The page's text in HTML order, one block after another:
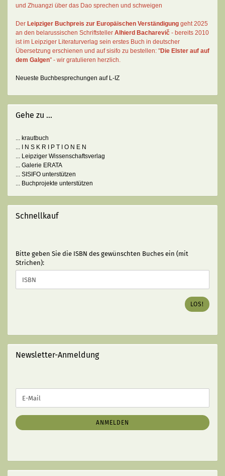
und Zhuangzi über das Dao sprechen und schweigen
Der Leipziger Buchpreis zur Europäischen Verständigung geht 2025
an den belarussischen Schriftsteller Alhierd Bacharevič - bereits 2010
ist im Leipziger Literaturverlag sein erstes Buch in deutscher
Übersetzung erschienen und auf sisifo zu bestellen: "Die Elster auf auf
dem Galgen" - wir gratulieren herzlich.
Neueste Buchbesprechungen auf L-IZ
Gehe zu ...
... krautbuch
... I N S K R I P T I O N E N
... Leipziger Wissenschaftsverlag
... Galerie ERATA
... SISIFO unterstützen
... Buchprojekte unterstützen
Schnellkauf
BITTE
GEBEN
SIE
DIE
ISBN
(MIT
STRICHEN):
Bitte geben Sie die ISBN des gewünschten Buches ein (mit
Strichen):
LOS!
Newsletter-Anmeldung
ZUR
ANMELDUNG
E-
Mail
ANMELDEN